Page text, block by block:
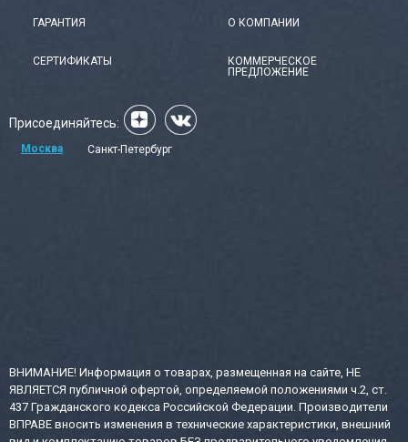
ГАРАНТИЯ
СЕРТИФИКАТЫ
О КОМПАНИИ
КОММЕРЧЕСКОЕ
ПРЕДЛОЖЕНИЕ
Присоединяйтесь:
Москва Санкт-Петербург
ВНИМАНИЕ! Информация о товарах, размещенная на сайте, НЕ
ЯВЛЯЕТСЯ публичной офертой, определяемой положениями ч.2, ст.
437 Гражданского кодекса Российской Федерации. Производители
ВПРАВЕ вносить изменения в технические характеристики, внешний